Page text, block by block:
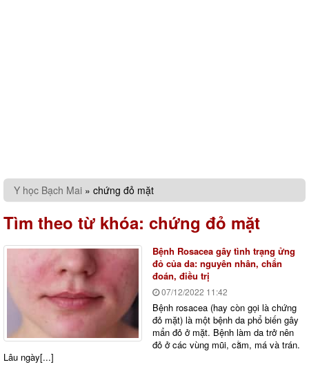
Y học Bạch Mai » chứng đỏ mặt
chứng đỏ mặt
Tìm theo từ khóa:
Bệnh Rosacea gây tình trạng ửng
đỏ của da: nguyên nhân, chẩn
đoán, điều trị
07/12/2022 11:42
Bệnh rosacea (hay còn gọi là chứng
đỏ mặt) là một bệnh da phổ biến gây
mẩn đỏ ở mặt. Bệnh làm da trở nên
đỏ ở các vùng mũi, cằm, má và trán.
Lâu ngày[...]